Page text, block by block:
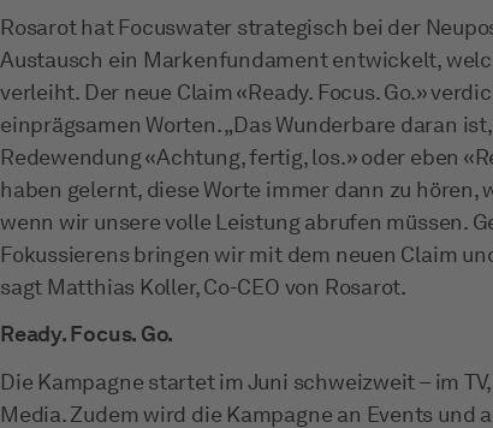
Rosarot hat Focuswater strategisch bei der
Austausch ein Markenfundament entwickelt,
verleiht. Der neue Claim «Ready. Focus. Go.»
einprägsamen Worten. „Das Wunderbare daran
Redewendung «Achtung, fertig, los.» oder eben
haben gelernt, diese Worte immer dann zu hören,
wenn wir unsere volle Leistung abrufen müssen.
Fokussierens bringen wir mit dem neuen Claim
sagt Matthias Koller, Co-CEO von Rosarot.
Ready. Focus. Go.
Die Kampagne startet im Juni schweizweit – im
Media. Zudem wird die Kampagne an Events und